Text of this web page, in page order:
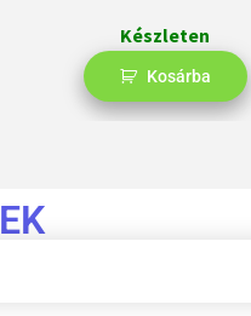
Készleten
Kosárba